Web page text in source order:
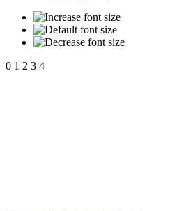
0 1 2 3 4